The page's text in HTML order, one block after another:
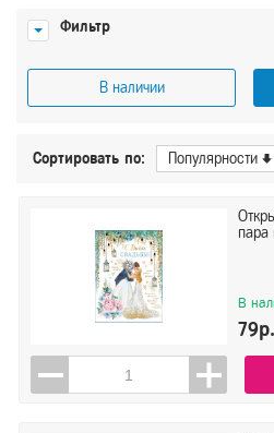
Фильтр
В наличии
Производитель
Амскан
АО Мир поздравлений
Сортировать по: Популярности
пара
В
79р.